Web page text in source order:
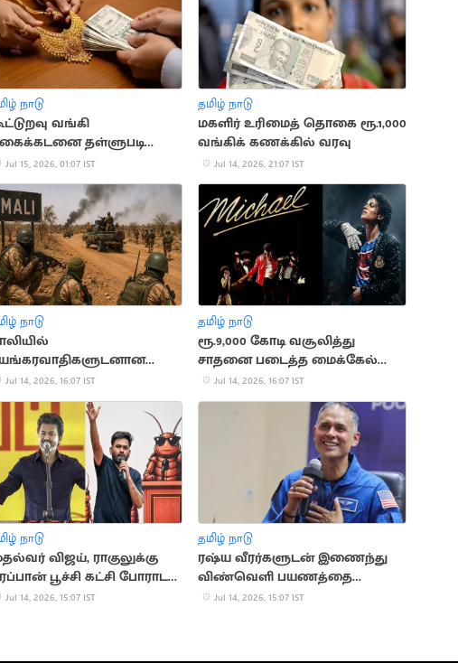
நாடு
வங்கி
தள்ளுபடி
வாய்ப்பு
Jul 15, 2026, 01:07 IST
தமிழ் நாடு
மகளிர் உரிமைத் தொகை ரூ.1,000
வங்கிக் கணக்கில் வரவு
Jul 14, 2026, 21:07 IST
நாடு
30 ராணுவ வீரர்கள்
Jul 14, 2026, 16:07 IST
தமிழ் நாடு
ரூ.9,000 கோடி வசூலித்து
சாதனை படைத்த மைக்கேல்
ஜாக்சன் பயோபிக்
Jul 14, 2026, 16:07 IST
நாடு
விஜய், ராகுலுக்கு
பூச்சி கட்சி போராட
Jul 14, 2026, 15:07 IST
தமிழ் நாடு
ரஷ்ய வீரர்களுடன் இணைந்து
விண்வெளி பயணத்தை
தொடங்கினார் அனில் மேனன்
Jul 14, 2026, 15:07 IST